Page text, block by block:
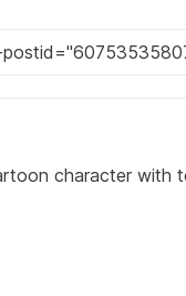
character